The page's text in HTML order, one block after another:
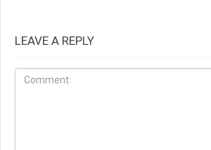
LEAVE A REPLY